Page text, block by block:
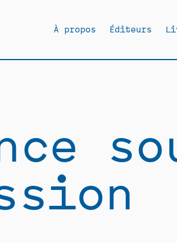
À propos Éditeurs